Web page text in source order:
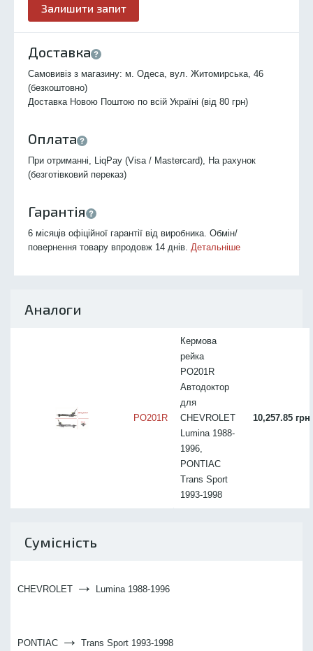
Залишити запит
Доставка
Самовивіз з магазину: м. Одеса, вул. Житомирська, 46
(безкоштовно)
Доставка Новою Поштою по всій Україні (від 80 грн)
Оплата
При отриманні, LiqPay (Visa / Mastercard), На рахунок
(безготівковий переказ)
Гарантія
6 місяців офіційної гарантії від виробника. Обмін/
повернення товару впродовж 14 днів. Детальніше
Аналоги
PO201R
Кермова
рейка
PO201R
Автодоктор
для
CHEVROLET
Lumina 1988-
1996,
PONTIAC
Trans Sport
1993-1998
10,257.85 грн
Сумісність
CHEVROLET → Lumina 1988-1996
PONTIAC → Trans Sport 1993-1998